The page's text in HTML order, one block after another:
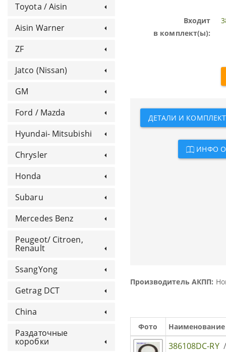
Toyota / Aisin
Aisin Warner
ZF
Jatco (Nissan)
GM
Ford / Mazda
Hyundai- Mitsubishi
Chrysler
Honda
Subaru
Mercedes Benz
Peugeot/ Citroen,
Renault
SsangYong
Getrag DCT
China
Раздаточные
коробки
Входит
в комплект(ы):
ДЕТАЛИ И
ИНФО
Производитель АКПП:
Фото Наименование
386108DC-RY